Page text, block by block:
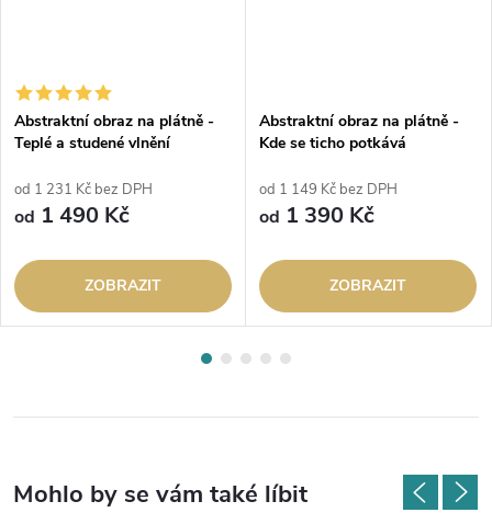
Abstraktní obraz na plátně -
Teplé a studené vlnění
od 1 231 Kč bez DPH
od 1 490 Kč
ZOBRAZIT
Abstraktní obraz na plátně -
Kde se ticho potkává
od 1 149 Kč bez DPH
od 1 390 Kč
ZOBRAZIT